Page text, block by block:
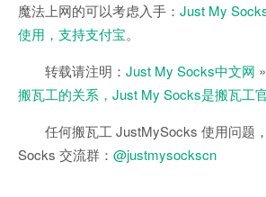
魔法上网的可以考虑入手： Just My
使用，支持支付宝。
转载请注明： Just My Socks中文网 »
搬瓦工的关系，Just My Socks是搬瓦工
任何搬瓦工 JustMySocks 使用问题
Socks 交流群： @justmysockscn